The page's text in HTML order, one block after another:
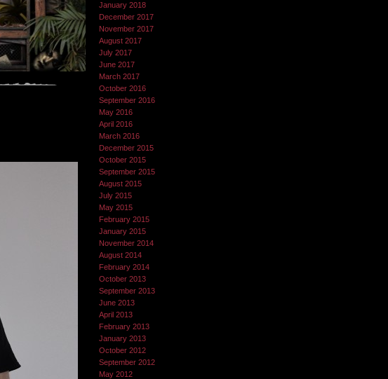
January 2018
December 2017
November 2017
August 2017
July 2017
June 2017
March 2017
October 2016
September 2016
May 2016
April 2016
March 2016
December 2015
October 2015
September 2015
August 2015
July 2015
May 2015
February 2015
January 2015
November 2014
August 2014
February 2014
October 2013
September 2013
June 2013
April 2013
February 2013
January 2013
October 2012
September 2012
May 2012